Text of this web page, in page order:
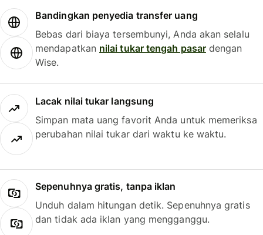
Bandingkan penyedia transfer uang
Bebas dari biaya tersembunyi, Anda akan selalu
mendapatkan nilai tukar tengah pasardengan
Wise.
Lacak nilai tukar langsung
Simpan mata uang favorit Anda untuk memeriksa
perubahan nilai tukar dari waktu ke waktu.
Sepenuhnya gratis, tanpa iklan
Unduh dalam hitungan detik. Sepenuhnya gratis
dan tidak ada iklan yang mengganggu.